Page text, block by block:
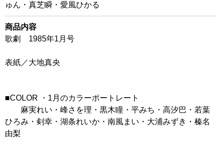
ゅん・真芝瞬・愛風ひかる
商品内容
歌劇 1985年1月号
表紙／大地真央
■COLOR ・1月のカラーポートレート
麻実れい・峰さを理・黒木瞳・平みち・高汐巴・若葉
ひろみ・剣幸・湖条れいか・南風まい・大浦みずき・榛名
由梨